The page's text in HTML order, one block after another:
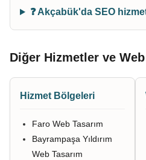
❓ Akçabük'da SEO
Diğer Hizmetler ve Web
Hizmet Bölgeleri
Faro Web Tasarım
Bayrampaşa Yıldırım
Web Tasarım